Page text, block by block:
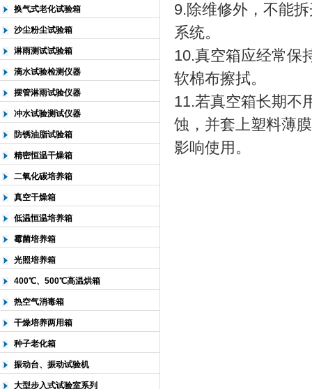
换气式老化试验箱
沙尘粉尘试验箱
淋雨测试试验箱
滴水试验检测仪器
摆管淋雨试验仪器
冲水试验测试仪器
防锈油脂试验箱
精密恒温干燥箱
二氧化碳培养箱
真空干燥箱
低温恒温培养箱
霉菌培养箱
光照培养箱
400℃、500℃高温烘箱
热空气消毒箱
干燥培养两用箱
种子老化箱
振动台、振动试验机
大型步入式试验室系列
9.除维修外，不能
系统。
10.真空箱应经常保
软棉布擦拭。
11.若真空箱长期不
蚀，并套上塑料薄
影响使用。